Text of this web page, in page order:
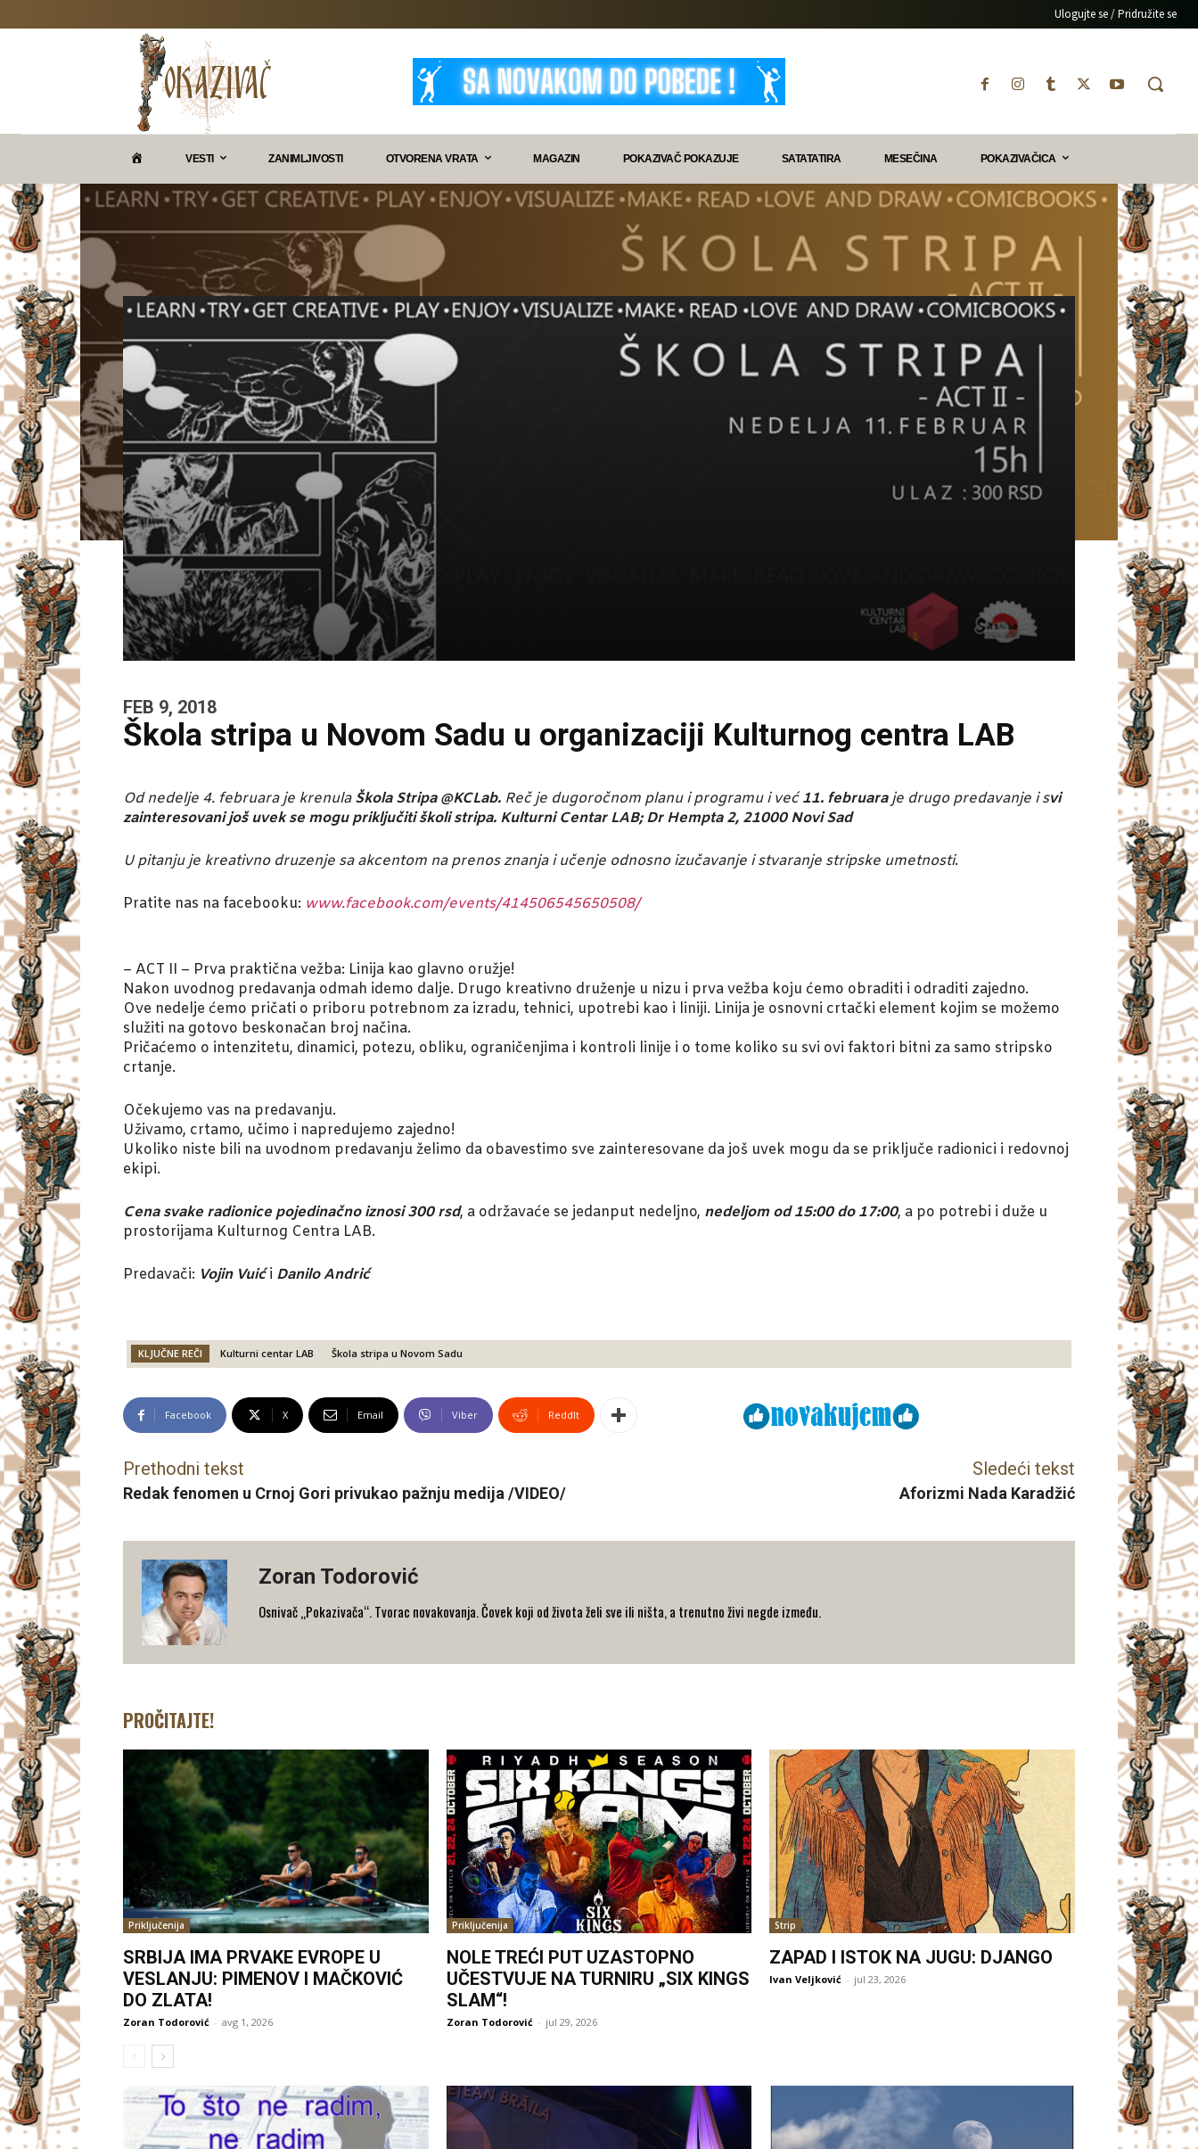
Ulogujte se / Pridružite se
O
A
Z
V
A
Č
VESTI ZANIMLJIVOSTI OTVORENA VRATA MAGAZIN POKAZIVAČ POKAZUJE SATATATIRA MESEČINA POKAZIVAČICA
FEB 9, 2018
Škola stripa u Novom Sadu u organizaciji Kulturnog centra LAB
Od nedelje 4. februara je krenulaŠkola Stripa @KCLab. Reč je dugoročnom planu i programu i već11. februaraje drugo predavanje i svi
zainteresovani još uvek se mogu priključiti školi stripa. Kulturni Centar LAB; Dr Hempta 2, 21000 Novi Sad
U pitanju je kreativno druzenje sa akcentom na prenos znanja i učenje odnosno izučavanje i stvaranje stripske umetnosti.
Pratite nas na facebooku: www.facebook.com/events/414506545650508/
– ACT II – Prva praktična vežba: Linija kao glavno oružje!
Nakon uvodnog predavanja odmah idemo dalje. Drugo kreativno druženje u nizu i prva vežba koju ćemo obraditi i odraditi zajedno.
Ove nedelje ćemo pričati o priboru potrebnom za izradu, tehnici, upotrebi kao i liniji. Linija je osnovni crtački element kojim se možemo
služiti na gotovo beskonačan broj načina.
Pričaćemo o intenzitetu, dinamici, potezu, obliku, ograničenjima i kontroli linije i o tome koliko su svi ovi faktori bitni za samo stripsko
crtanje.
Očekujemo vas na predavanju.
Uživamo, crtamo, učimo i napredujemo zajedno!
Ukoliko niste bili na uvodnom predavanju želimo da obavestimo sve zainteresovane da još uvek mogu da se priključe radionici i redovnoj
ekipi.
Cena svake radionice pojedinačno iznosi 300 rsd, a održavaće se jedanput nedeljno, nedeljom od 15:00 do 17:00, a po potrebi i duže u
prostorijama Kulturnog Centra LAB.
Predavači: Vojin Vuići Danilo Andrić
KLJUČNE REČI Kulturni centar LAB Škola stripa u Novom Sadu
Facebook X Email Viber ReddIt
Prethodni tekst
Redak fenomen u Crnoj Gori privukao pažnju medija /VIDEO/
Sledeći tekst
Aforizmi Nada Karadžić
Zoran Todorović
Osnivač „Pokazivača“. Tvorac novakovanja. Čovek koji od života želi sve ili ništa, a trenutno živi negde između.
PROČITAJTE!
Priključenija
SRBIJA IMA PRVAKE EVROPE U
VESLANJU: PIMENOV I MAČKOVIĆ
DO ZLATA!
Zoran Todorović - avg 1, 2026
Priključenija
NOLE TREĆI PUT UZASTOPNO
UČESTVUJE NA TURNIRU „SIX KINGS
SLAM“!
Zoran Todorović - jul 29, 2026
Strip
ZAPAD I ISTOK NA JUGU: DJANGO
Ivan Veljković - jul 23, 2026